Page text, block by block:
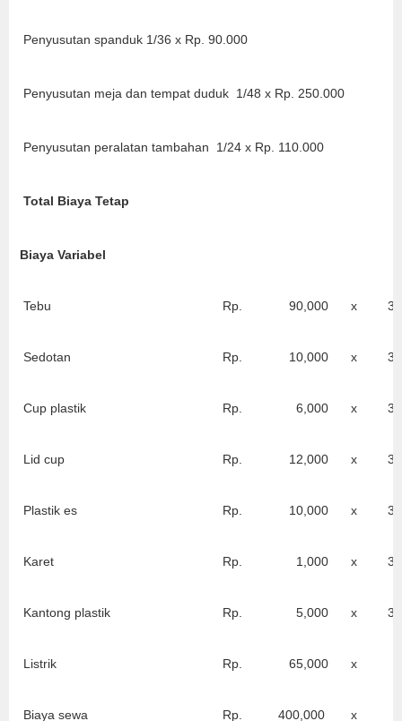
Penyusutan spanduk 1/36 x Rp. 90.000
Penyusutan meja dan tempat duduk 1/48 x Rp. 250.000
Penyusutan peralatan tambahan 1/24 x Rp. 110.000
Total Biaya Tetap
Biaya Variabel
Tebu Rp. 90,000 x 30
Sedotan Rp. 10,000 x 30
Cup plastik Rp. 6,000 x 30
Lid cup Rp. 12,000 x 30
Plastik es Rp. 10,000 x 30
Karet Rp. 1,000 x 30
Kantong plastik Rp. 5,000 x 30
Listrik Rp. 65,000 x
Biaya sewa Rp. 400,000 x